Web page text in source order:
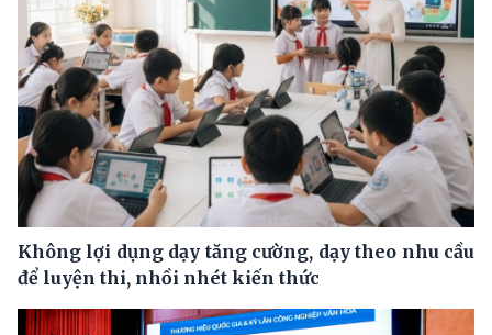
Không lợi dụng dạy tăng cường, dạy theo nhu cầu
để luyện thi, nhồi nhét kiến thức